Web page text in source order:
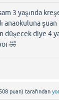
3 yaşında
anaokuluna
diye 4
🤣
puan) tarafından